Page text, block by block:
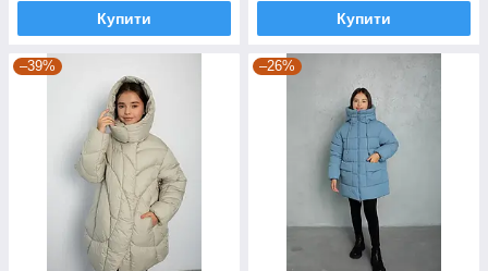
Купити Купити
–39% –26%